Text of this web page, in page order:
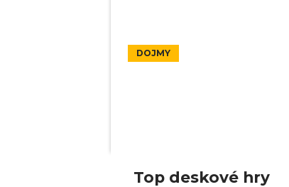
DOJMY
Top deskové hry